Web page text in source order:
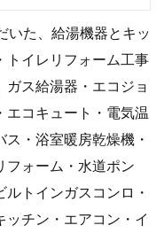
いた、給湯機器とキッ
トイレリフォーム工事
ス給湯器・エコジョ
エコキュート・電気温
・浴室暖房乾燥機・
フォーム・水道ポン
トインガスコンロ・
チン・エアコン・イ